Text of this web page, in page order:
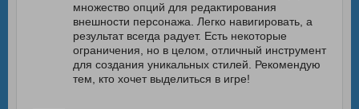
множество опций для редактирования
внешности персонажа. Легко навигировать, а
результат всегда радует. Есть некоторые
ограничения, но в целом, отличный инструмент
для создания уникальных стилей. Рекомендую
тем, кто хочет выделиться в игре!